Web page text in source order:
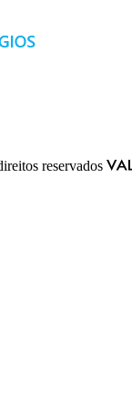
reservados